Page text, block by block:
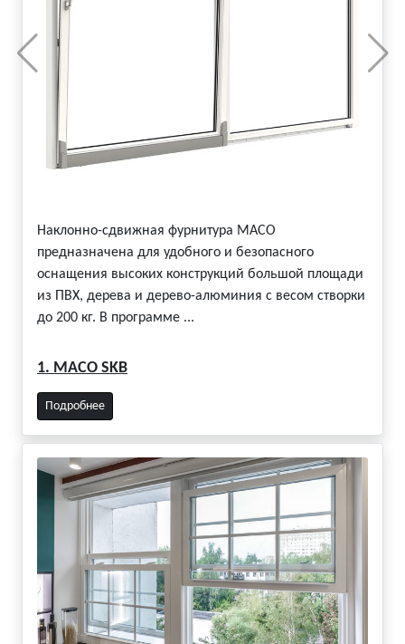
Наклонно-сдвижная фурнитура МАСО
предназначена для удобного и безопасного
оснащения высоких конструкций большой площади
из ПВХ, дерева и дерево-алюминия с весом створки
до 200 кг. В программе ...
1. MACO SKB
Подробнее